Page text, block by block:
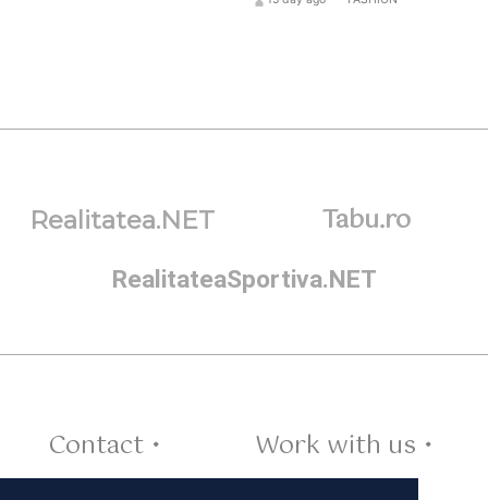
Realitatea.NET Tabu.ro
RealitateaSportiva.NET
Contact • Work with us •